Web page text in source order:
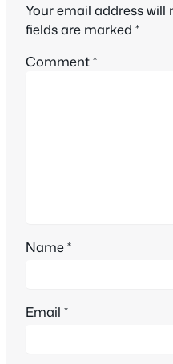
Your email address will
fields are marked *
Comment*
Name*
Email *